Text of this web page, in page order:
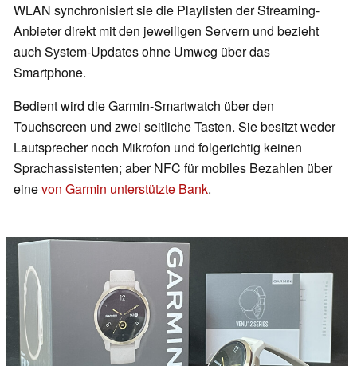
WLAN synchronisiert sie die Playlisten der Streaming-
Anbieter direkt mit den jeweiligen Servern und bezieht
auch System-Updates ohne Umweg über das
Smartphone.
Bedient wird die Garmin-Smartwatch über den
Touchscreen und zwei seitliche Tasten. Sie besitzt weder
Lautsprecher noch Mikrofon und folgerichtig keinen
Sprachassistenten; aber NFC für mobiles Bezahlen über
einevon Garmin unterstützte Bank.